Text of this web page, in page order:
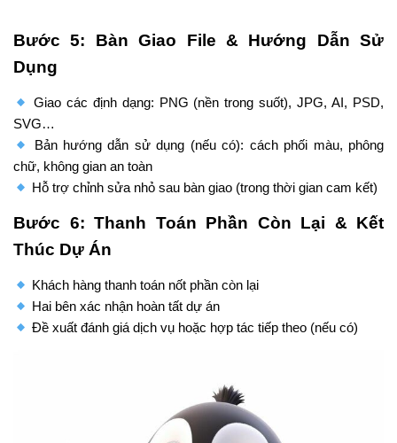
Bước 5: Bàn Giao File & Hướng Dẫn Sử
Dụng
Giao các định dạng: PNG (nền trong suốt), JPG, AI, PSD,
SVG…
Bản hướng dẫn sử dụng (nếu có): cách phối màu, phông
chữ, không gian an toàn
Hỗ trợ chỉnh sửa nhỏ sau bàn giao (trong thời gian cam kết)
Bước 6: Thanh Toán Phần Còn Lại & Kết
Thúc Dự Án
Khách hàng thanh toán nốt phần còn lại
Hai bên xác nhận hoàn tất dự án
Đề xuất đánh giá dịch vụ hoặc hợp tác tiếp theo (nếu có)